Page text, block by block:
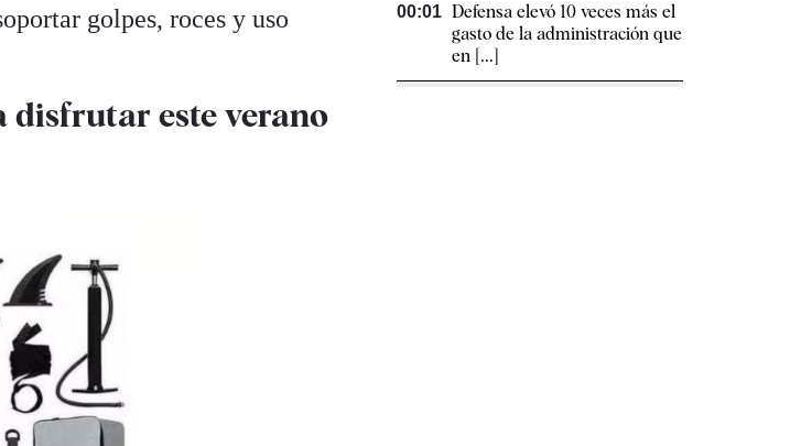
golpes, roces y uso
disfrutar este verano
00:01 Defensa elevó 10 veces más el
gasto de la administración que
en [...]